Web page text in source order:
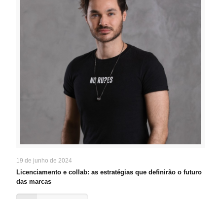
19 de junho de 2024
Licenciamento e collab: as estratégias que definirão o futuro
das marcas